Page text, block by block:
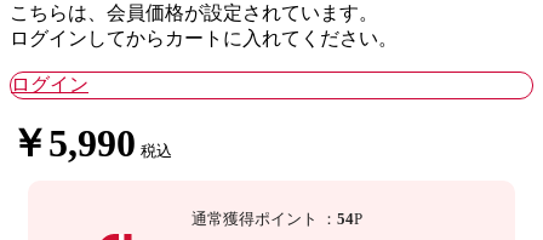
こちらは、会員価格が設定されています。
ログインしてからカートに入れてください。
ログイン
￥5,990 税込
通常獲得ポイント ： 54P